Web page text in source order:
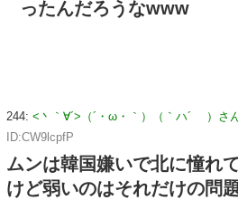
ったんだろうなwww
244: <丶｀∀´>（´・ω・｀）（｀ハ´ ）さ
ID:CW9lcpfP
ムンは韓国嫌いで北に憧れ
けど弱いのはそれだけの問